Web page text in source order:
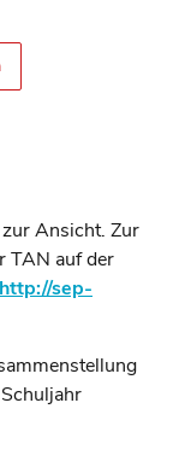
Ansicht. Zur
TAN auf der
http://sep-